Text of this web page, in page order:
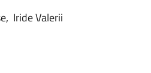
Iride Valerii